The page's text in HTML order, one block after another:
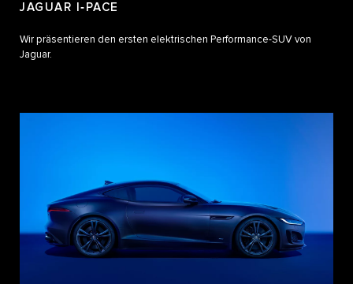
JAGUAR I‑PACE
Wir präsentieren den ersten elektrischen Performance-SUV von
Jaguar.